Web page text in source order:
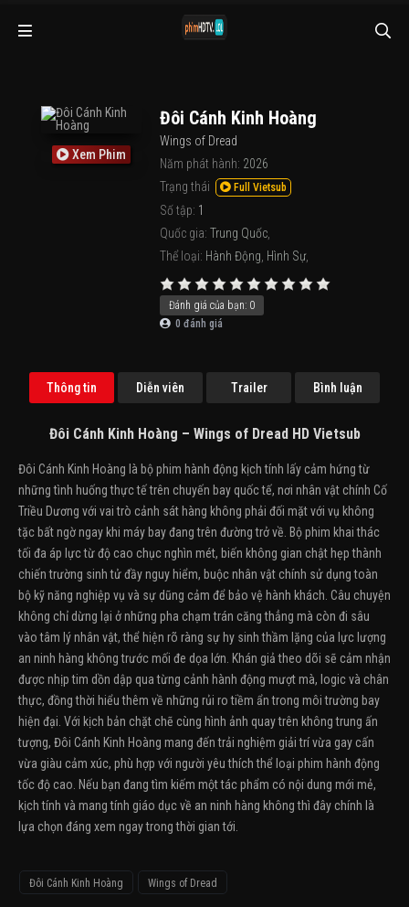
Xem Phim
Đôi Cánh Kinh Hoàng
Wings of Dread
Năm phát hành: 2026
Trạng thái
Full Vietsub
Số tập: 1
Quốc gia: Trung Quốc
Thể loại: Hành Động Hình Sự,
Đánh giá của bạn: 0
0 đánh giá
Thông tin Diễn viên Trailer Bình luận
Đôi Cánh Kinh Hoàng – Wings of Dread HD Vietsub
Đôi Cánh Kinh Hoàng là bộ phim hành động kịch tính lấy cảm hứng từ
những tình huống thực tế trên chuyến bay quốc tế, nơi nhân vật chính Cố
Triều Dương với vai trò cảnh sát hàng không phải đối mặt với vụ không
tặc bất ngờ ngay khi máy bay đang trên đường trở về. Bộ phim khai thác
tối đa áp lực từ độ cao chục nghìn mét, biến không gian chật hẹp thành
chiến trường sinh tử đầy nguy hiểm, buộc nhân vật chính sử dụng toàn
bộ kỹ năng nghiệp vụ và sự dũng cảm để bảo vệ hành khách. Câu chuyện
không chỉ dừng lại ở những pha chạm trán căng thẳng mà còn đi sâu
vào tâm lý nhân vật, thể hiện rõ ràng sự hy sinh thầm lặng của lực lượng
an ninh hàng không trước mối đe dọa lớn. Khán giả theo dõi sẽ cảm nhận
được nhịp tim dồn dập qua từng cảnh hành động mượt mà, logic và chân
thực, đồng thời hiểu thêm về những rủi ro tiềm ẩn trong môi trường bay
hiện đại. Với kịch bản chặt chẽ cùng hình ảnh quay trên không trung ấn
tượng, Đôi Cánh Kinh Hoàng mang đến trải nghiệm giải trí vừa gay cấn
vừa giàu cảm xúc, phù hợp với người yêu thích thể loại phim hành động
tốc độ cao. Nếu bạn đang tìm kiếm một tác phẩm có nội dung mới mẻ,
kịch tính và mang tính giáo dục về an ninh hàng không thì đây chính là
lựa chọn đáng xem ngay trong thời gian tới.
Đôi Cánh Kinh Hoàng Wings of Dread